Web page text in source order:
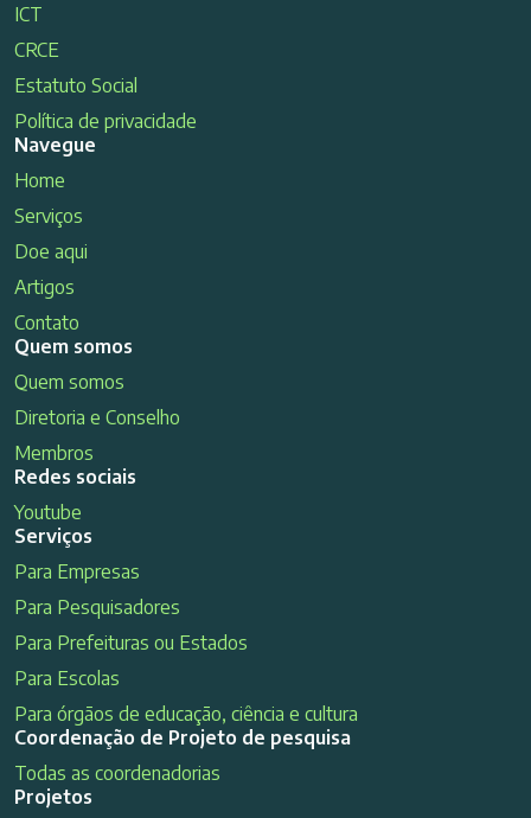
ICT
CRCE
Estatuto Social
Política de privacidade
Navegue
Home
Serviços
Doe aqui
Artigos
Contato
Quem somos
Quem somos
Diretoria e Conselho
Membros
Redes sociais
Youtube
Serviços
Para Empresas
Para Pesquisadores
Para Prefeituras ou Estados
Para Escolas
Para órgãos de educação, ciência e cultura
Coordenação de Projeto de pesquisa
Todas as coordenadorias
Projetos